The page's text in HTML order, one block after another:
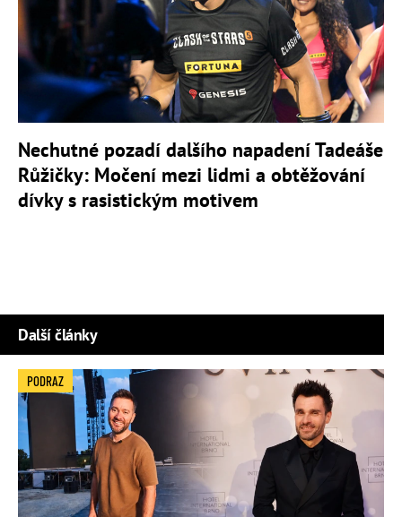
Nechutné pozadí dalšího napadení Tadeáše
Růžičky: Močení mezi lidmi a obtěžování
dívky s rasistickým motivem
Další články
PODRAZ